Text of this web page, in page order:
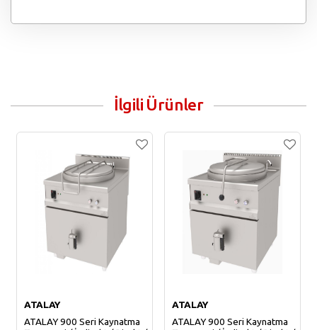
İlgili Ürünler
ATALAY
ATALAY 900 Seri Kaynatma
ATALAY
ATALAY 900 Seri Kaynatma